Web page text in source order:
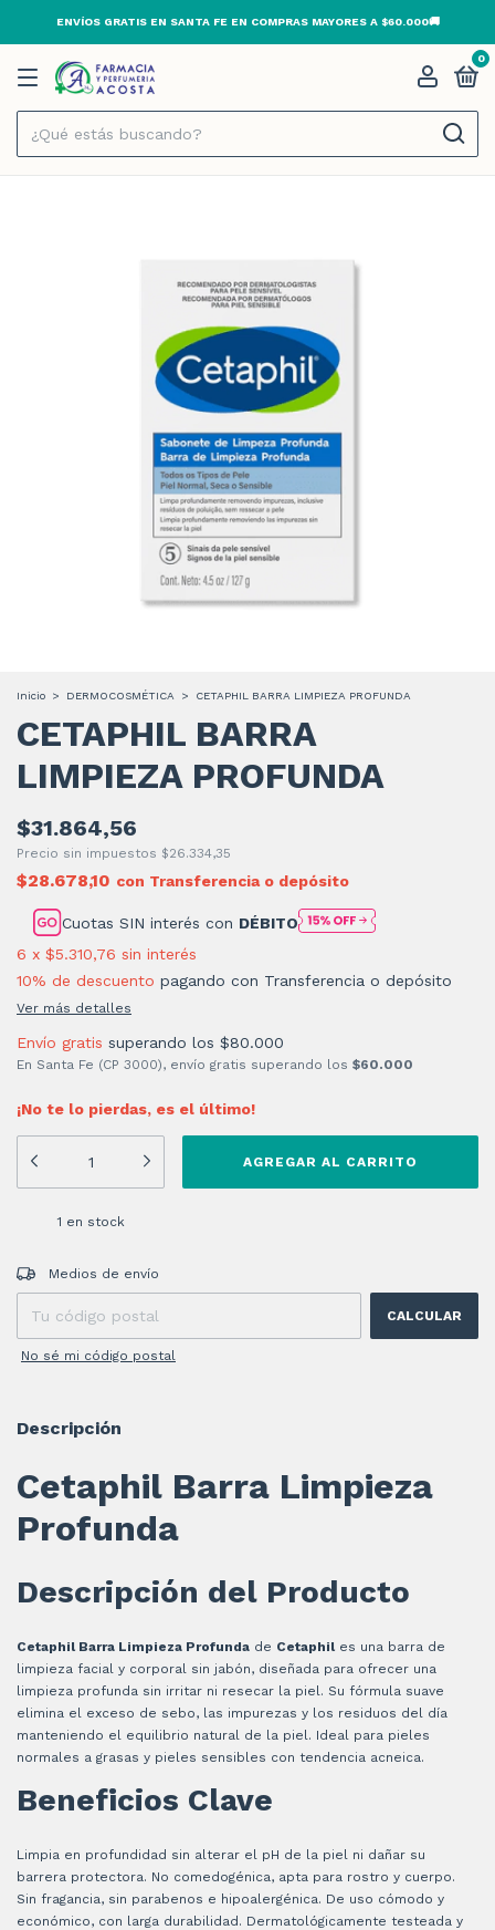
MAYORES A $80.000🚚 ENVÍOS GRATIS EN SANTA FE EN
0
Inicio > DERMOCOSMÉTICA > CETAPHIL BARRA LIMPIEZA PROFUNDA
CETAPHIL BARRA
LIMPIEZA PROFUNDA
$31.864,56
Precio sin impuestos $26.334,35
$28.678,10 con Transferencia o depósito
Cuotas SIN interés con DÉBITO
6 x $5.310,76 sin interés
10% de descuento pagando con Transferencia o depósito
Ver más detalles
Envío gratis superando los $80.000
En Santa Fe (CP 3000), envío gratis superando los $60.000
¡No te lo pierdas, es el último!
1 en stock
Entregas para el CP:
Medios de envío
CALCULAR
No sé mi código postal
Descripción
Cetaphil Barra Limpieza
Profunda
Descripción del Producto
Cetaphil Barra Limpieza Profunda de Cetaphil es una barra de
limpieza facial y corporal sin jabón, diseñada para ofrecer una
limpieza profunda sin irritar ni resecar la piel. Su fórmula suave
elimina el exceso de sebo, las impurezas y los residuos del día
manteniendo el equilibrio natural de la piel. Ideal para pieles
normales a grasas y pieles sensibles con tendencia acneica.
Beneficios Clave
Limpia en profundidad sin alterar el pH de la piel ni dañar su
barrera protectora. No comedogénica, apta para rostro y cuerpo.
Sin fragancia, sin parabenos e hipoalergénica. De uso cómodo y
económico, con larga durabilidad. Dermatológicamente testeada y